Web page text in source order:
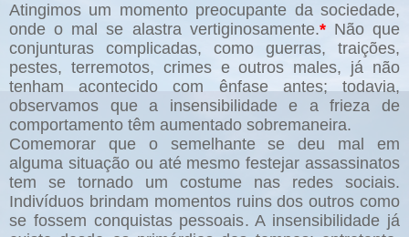
Atingimos um momento preocupante da sociedade,
onde o mal se alastra vertiginosamente.*Não que
conjunturas complicadas, como guerras, traições,
pestes, terremotos, crimes e outros males, já não
tenham acontecido com ênfase antes; todavia,
observamos que a insensibilidade e a frieza de
comportamento têm aumentado sobremaneira.
Comemorar que o semelhante se deu mal em
alguma situação ou até mesmo festejar assassinatos
tem se tornado um costume nas redes sociais.
Indivíduos brindam momentos ruins dos outros como
se fossem conquistas pessoais. A insensibilidade já